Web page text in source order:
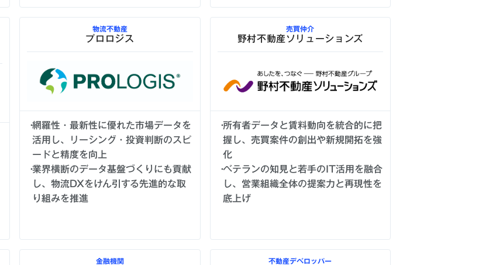
物流不動産
プロロジス
網羅性・最新性に優れた市場データを
活用し、リーシング・投資判断のスピ
ードと精度を向上
業界横断のデータ基盤づくりにも貢献
し、物流DXをけん引する先進的な取
り組みを推進
売買仲介
野村不動産ソリューションズ
所有者データと賃料動向を統合的に把
握し、売買案件の創出や新規開拓を強
化
ベテランの知見と若手のIT活用を融合
し、営業組織全体の提案力と再現性を
底上げ
金融機関 不動産デベロッパー